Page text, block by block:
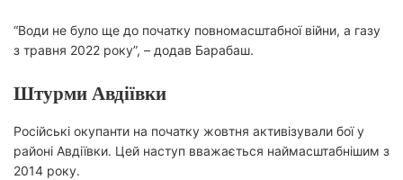
“Води не було ще до початку повномасштабної війни, а газу
з травня 2022 року”, – додав Барабаш.
Штурми Авдіївки
Російські окупанти на початку жовтня активізували бої у
районі Авдіївки. Цей наступ вважається наймасштабнішим з
2014 року.